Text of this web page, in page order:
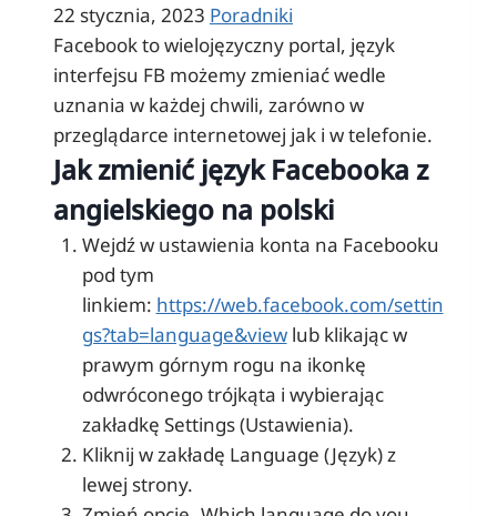
22 stycznia, 2023 Poradniki
Facebook to wielojęzyczny portal, język
interfejsu FB możemy zmieniać wedle
uznania w każdej chwili, zarówno w
przeglądarce internetowej jak i w telefonie.
Jak zmienić język Facebooka z
angielskiego na polski
Wejdź w ustawienia konta na Facebooku
pod tym
linkiem: https://web.facebook.com/settin
gs?tab=language&viewlub klikając w
prawym górnym rogu na ikonkę
odwróconego trójkąta i wybierając
zakładkę Settings (Ustawienia).
Kliknij w zakładę Language (Język) z
lewej strony.